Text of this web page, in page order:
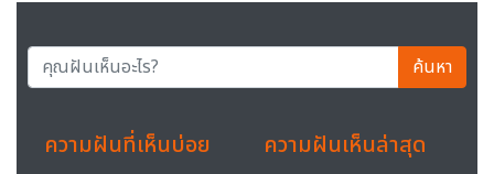
ค้นหา
ความฝันที่เห็นบ่อย ความฝันเห็นล่าสุด